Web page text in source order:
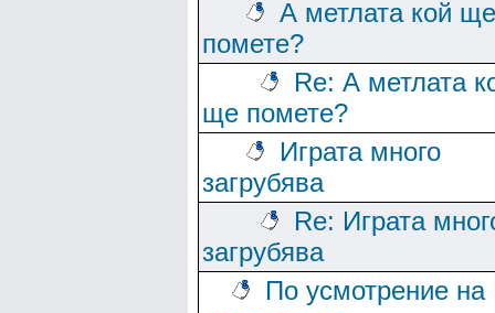
А метлата кой ще
помете?
Re: А метлата
ще помете?
Играта много
загрубява
Re: Играта
загрубява
По усмотрение на